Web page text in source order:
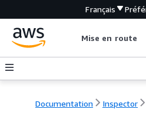
Français
Mise en route
Documentation Inspector